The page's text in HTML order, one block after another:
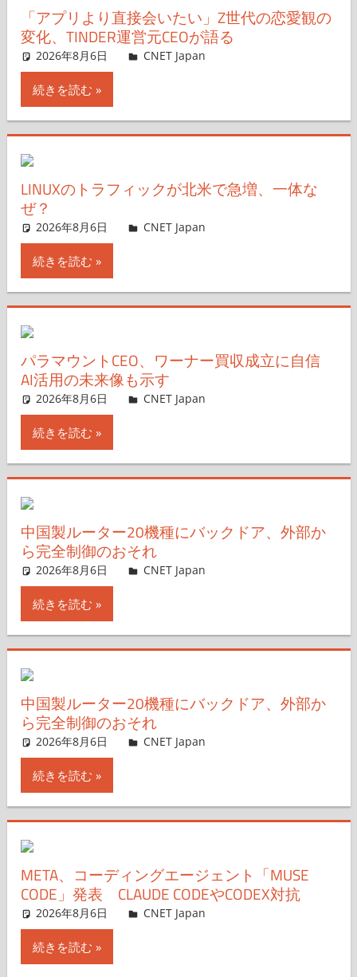
「アプリより直接会いたい」Z世代の恋愛観の
変化、TINDER運営元CEOが語る
2026年8月6日 CNET Japan
続きを読む
LINUXのトラフィックが北米で急増、一体な
ぜ？
2026年8月6日 CNET Japan
続きを読む
パラマウントCEO、ワーナー買収成立に自信
AI活用の未来像も示す
2026年8月6日 CNET Japan
続きを読む
中国製ルーター20機種にバックドア、外部か
ら完全制御のおそれ
2026年8月6日 CNET Japan
続きを読む
中国製ルーター20機種にバックドア、外部か
ら完全制御のおそれ
2026年8月6日 CNET Japan
続きを読む
META、コーディングエージェント「MUSE
CODE」発表 CLAUDE CODEやCODEX対抗
2026年8月6日 CNET Japan
続きを読む